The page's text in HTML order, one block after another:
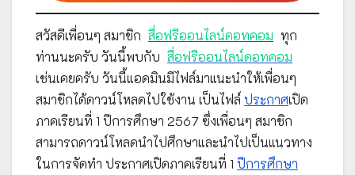
สวัสดีเพื่อนๆ สมาชิก สื่อฟรีออนไลน์ดอทคอม ทุก
ท่านนะครับ วันนี้พบกับ สื่อฟรีออนไลน์ดอทคอม
เช่นเคยครับ วันนี้แอดมินมีไฟล์มาแนะนำให้เพื่อนๆ
สมาชิกได้ดาวน์โหลดไปใช้งาน เป็นไฟล์ ประกาศเปิด
ภาคเรียนที่ 1 ปีการศึกษา 2567 ซึ่งเพื่อนๆ สมาชิก
สามารถดาวน์โหลดนำไปศึกษาและนำไปเป็นแนวทาง
ในการจัดทำ ประกาศเปิดภาคเรียนที่ 1 ปีการศึกษา